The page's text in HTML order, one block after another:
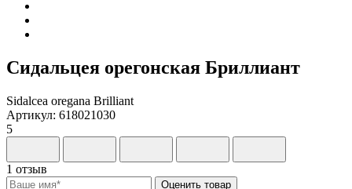
Сидальцея орегонская Бриллиант
Sidalcea oregana Brilliant
Артикул: 618021030
5
1 отзыв